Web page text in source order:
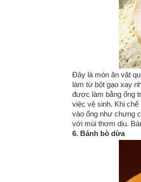
Đây là món ăn vặt
làm từ bột gạo xay
được làm bằng ống
việc vệ sinh. Khi chế
vào ống như chưng
với mùi thơm dịu.
6. Bánh bò dừa